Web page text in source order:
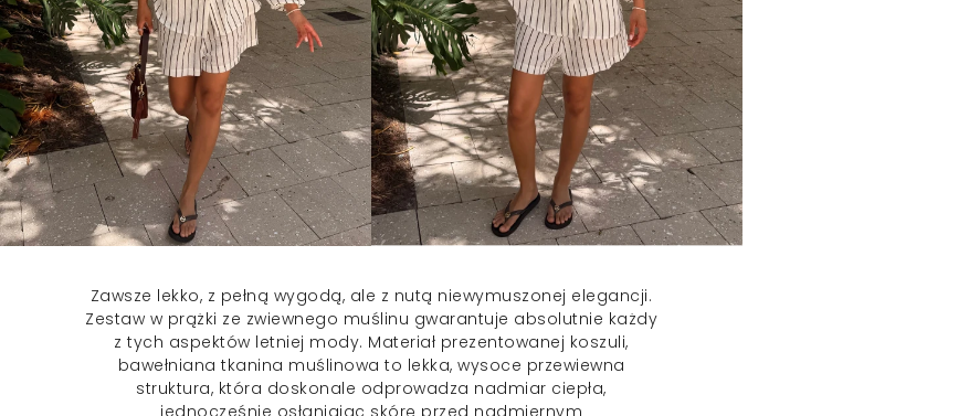
Zawsze lekko, z pełną wygodą, ale z nutą niewymuszonej elegancji.
Zestaw w prążki ze zwiewnego muślinu gwarantuje absolutnie każdy
z tych aspektów letniej mody. Materiał prezentowanej koszuli,
bawełniana tkanina muślinowa to lekka, wysoce przewiewna
struktura, która doskonale odprowadza nadmiar ciepła,
jednocześnie osłaniając skórę przed nadmiernym